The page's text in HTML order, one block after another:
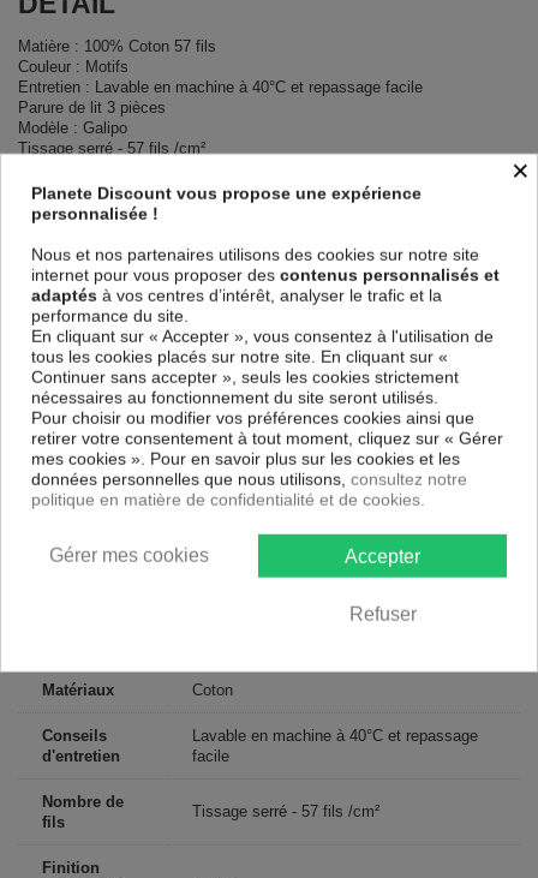
Matière : 100% Coton 57 fils
Couleur : Motifs
Entretien : Lavable en machine à 40°C et repassage facile
Parure de lit 3 pièces
Modèle : Galipo
Tissage serré - 57 fils /cm²
Finition taie d'oreiller : Portefeuille
DIMENSIONS & GUIDE
Housse de couette
140 x 200 cm : 1 personne
200 x 200 cm : 1-2 personnes
220 x 240 cm : 2 personnes
240 x 260 cm : 2 personnes
Taie d'oreiller 63 x 63 cm
CONTENU
1 housse de couette imprimée Galipo
Taie d'oreiller imprimée (1 taie pour la taille 140 x 200 cm, 2 taies pour
Matériaux Coton
Conseils
d'entretien
Lavable en machine à 40°C et repassage
facile
Nombre de
fils
Tissage serré - 57 fils /cm²
Finition
×
Planete Discount vous propose une expérience
personnalisée !
Nous et nos partenaires utilisons des cookies sur notre site
internet pour vous proposer des contenus personnalisés et
adaptés à vos centres d’intérêt, analyser le trafic et la
performance du site.
En cliquant sur « Accepter », vous consentez à l'utilisation de
tous les cookies placés sur notre site. En cliquant sur «
Continuer sans accepter », seuls les cookies strictement
nécessaires au fonctionnement du site seront utilisés.
Pour choisir ou modifier vos préférences cookies ainsi que
retirer votre consentement à tout moment, cliquez sur « Gérer
mes cookies ». Pour en savoir plus sur les cookies et les
données personnelles que nous utilisons, consultez notre
politique en matière de confidentialité et de cookies.
Accepter
Refuser
Gérer mes cookies